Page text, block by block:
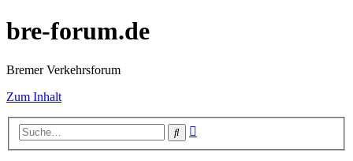
bre-forum.de
Bremer Verkehrsforum
Zum Inhalt
Suche